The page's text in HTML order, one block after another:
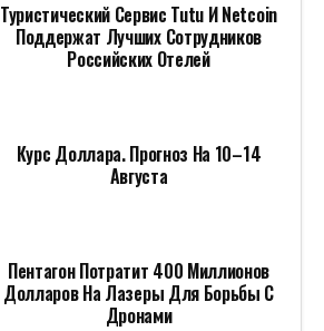
Туристический Сервис Tutu И Netcoin
Поддержат Лучших Сотрудников
Российских Отелей
Курс Доллара. Прогноз На 10–14
Августа
Пентагон Потратит 400 Миллионов
Долларов На Лазеры Для Борьбы С
Дронами